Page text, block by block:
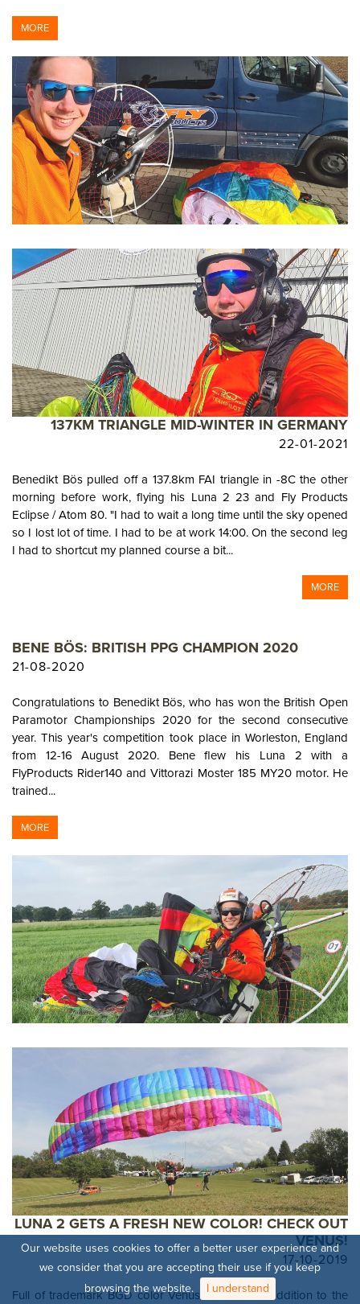
Our website uses cookies to offer a better user experience and
we consider that you are accepting their use if you keep
browsing the website.
I understand
MORE
137KM TRIANGLE MID-WINTER IN GERMANY
22-01-2021
Benedikt Bös pulled off a 137.8km FAI triangle in -8C the other
morning before work, flying his Luna 2 23 and Fly Products
Eclipse / Atom 80. "I had to wait a long time until the sky opened
so I lost lot of time. I had to be at work 14:00. On the second leg
I had to shortcut my planned course a bit...
MORE
BENE BÖS: BRITISH PPG CHAMPION 2020
21-08-2020
Congratulations to Benedikt Bös, who has won the British Open
Paramotor Championships 2020 for the second consecutive
year. This year's competition took place in Worleston, England
from 12-16 August 2020. Bene flew his Luna 2 with a
FlyProducts Rider140 and Vittorazi Moster 185 MY20 motor. He
trained...
MORE
LUNA 2 GETS A FRESH NEW COLOR! CHECK OUT
VENUS!
17-10-2019
Full of trademark BGD color Venus is the latest addition to the
PREVIOUS MODEL
PREVIOUS MODEL
PREVIOUS MODEL
PREVIOUS MODEL
PREVIOUS MODEL
PREVIOUS MODEL